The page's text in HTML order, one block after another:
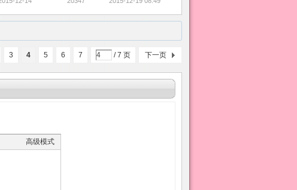
3 4 5 6 7 / 7 页 下一页
高级模式